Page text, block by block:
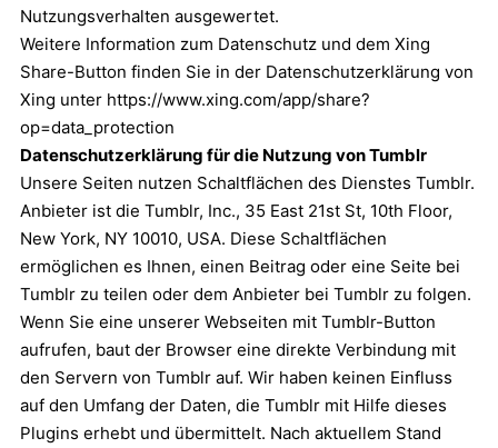
Nutzungsverhalten ausgewertet.
Weitere Information zum Datenschutz und dem Xing
Share-Button finden Sie in der Datenschutzerklärung von
Xing unter https://www.xing.com/app/share?
op=data_protection
Datenschutzerklärung für die Nutzung von Tumblr
Unsere Seiten nutzen Schaltflächen des Dienstes Tumblr.
Anbieter ist die Tumblr, Inc., 35 East 21st St, 10th Floor,
New York, NY 10010, USA. Diese Schaltflächen
ermöglichen es Ihnen, einen Beitrag oder eine Seite bei
Tumblr zu teilen oder dem Anbieter bei Tumblr zu folgen.
Wenn Sie eine unserer Webseiten mit Tumblr-Button
aufrufen, baut der Browser eine direkte Verbindung mit
den Servern von Tumblr auf. Wir haben keinen Einfluss
auf den Umfang der Daten, die Tumblr mit Hilfe dieses
Plugins erhebt und übermittelt. Nach aktuellem Stand